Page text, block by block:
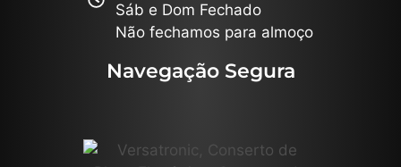
Sáb e Dom Fechado
Não fechamos para almoço
Navegação Segura